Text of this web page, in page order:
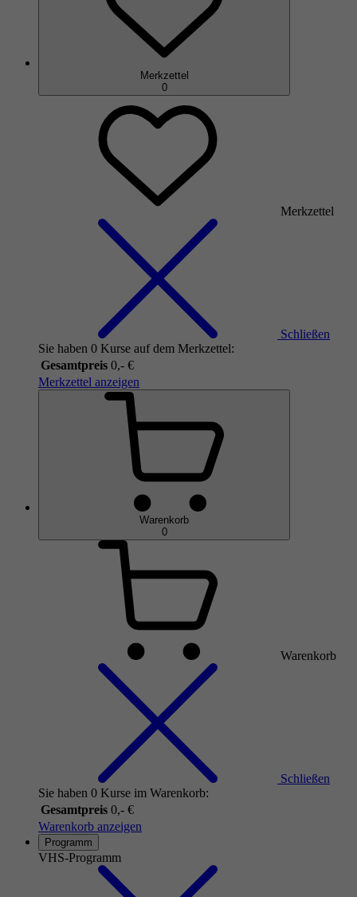
Merkzettel
0
Merkzettel
Schließen
Sie haben 0 Kurse auf dem Merkzettel:
Gesamtpreis 0,- €
Merkzettel anzeigen
Warenkorb
0
Warenkorb
Schließen
Sie haben 0 Kurse im Warenkorb:
Gesamtpreis 0,- €
Warenkorb anzeigen
Programm
VHS-Programm